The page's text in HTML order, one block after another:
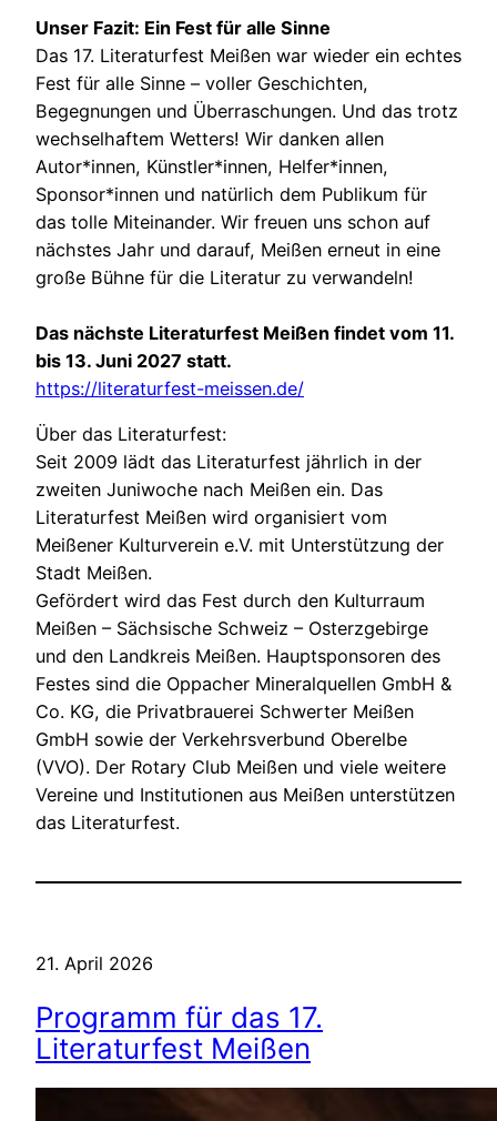
Unser Fazit: Ein Fest für alle Sinne
Das 17. Literaturfest Meißen war wieder ein echtes
Fest für alle Sinne – voller Geschichten,
Begegnungen und Überraschungen. Und das trotz
wechselhaftem Wetters! Wir danken allen
Autor*innen, Künstler*innen, Helfer*innen,
Sponsor*innen und natürlich dem Publikum für
das tolle Miteinander. Wir freuen uns schon auf
nächstes Jahr und darauf, Meißen erneut in eine
große Bühne für die Literatur zu verwandeln!
Das nächste Literaturfest Meißen findet vom 11.
bis 13. Juni 2027 statt.
https://literaturfest-meissen.de/
Über das Literaturfest:
Seit 2009 lädt das Literaturfest jährlich in der
zweiten Juniwoche nach Meißen ein. Das
Literaturfest Meißen wird organisiert vom
Meißener Kulturverein e.V. mit Unterstützung der
Stadt Meißen.
Gefördert wird das Fest durch den Kulturraum
Meißen – Sächsische Schweiz – Osterzgebirge
und den Landkreis Meißen. Hauptsponsoren des
Festes sind die Oppacher Mineralquellen GmbH &
Co. KG, die Privatbrauerei Schwerter Meißen
GmbH sowie der Verkehrsverbund Oberelbe
(VVO). Der Rotary Club Meißen und viele weitere
Vereine und Institutionen aus Meißen unterstützen
das Literaturfest.
21. April 2026
Programm für das 17.
Literaturfest Meißen